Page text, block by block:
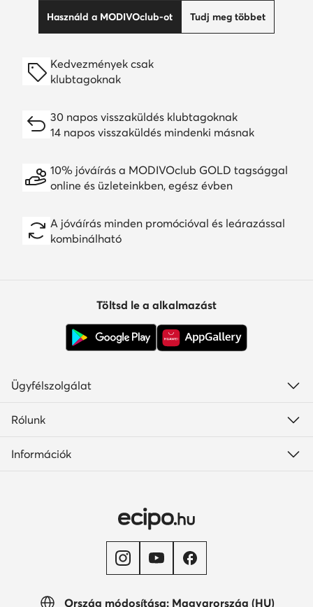
Használd a MODIVOclub-ot Tudj meg többet
Kedvezmények csak
klubtagoknak
30 napos visszaküldés klubtagoknak
14 napos visszaküldés mindenki másnak
10% jóváírás a MODIVOclub GOLD tagsággal
online és üzleteinkben, egész évben
A jóváírás minden promócióval és leárazással
kombinálható
Ország módosítása: Magyarország (HU)
Töltsd le a alkalmazást
Ügyfélszolgálat
Rólunk
Információk